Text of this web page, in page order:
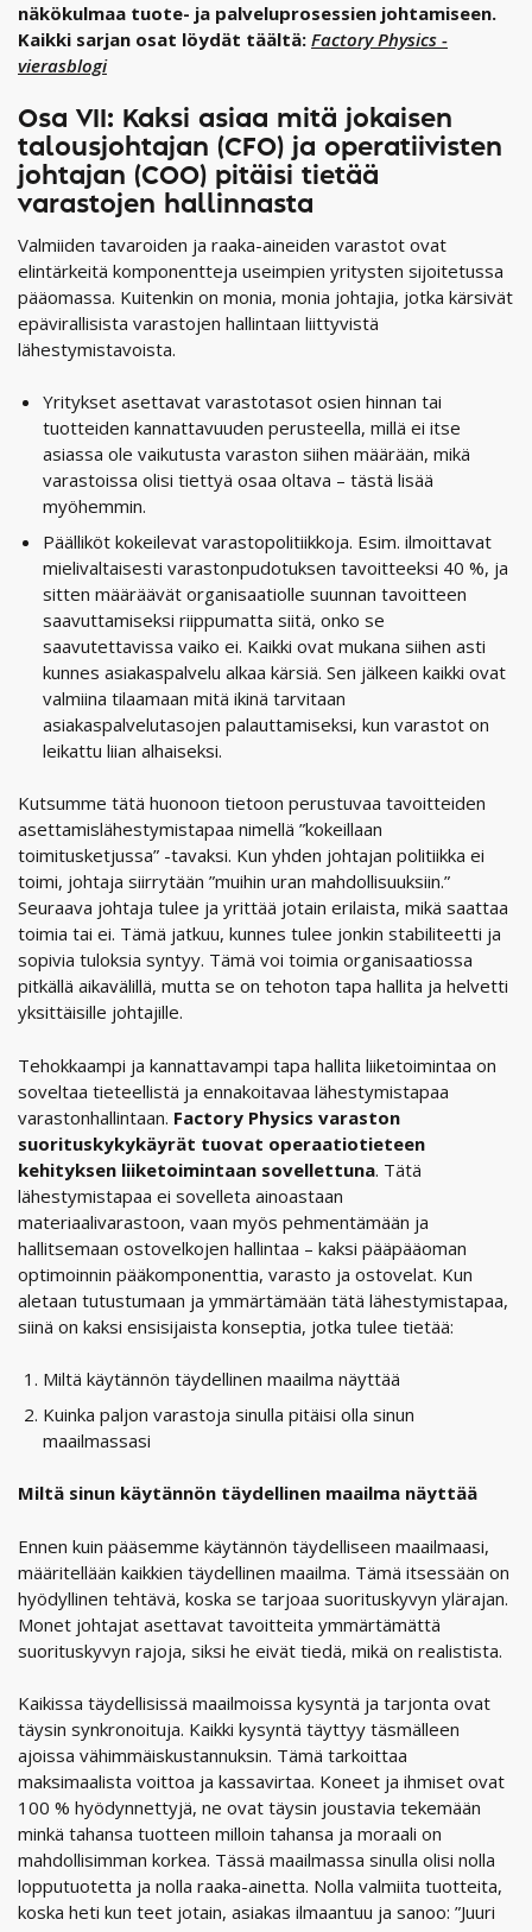
näkökulmaa tuote- ja palveluprosessien johtamiseen.
Kaikki sarjan osat löydät täältä: Factory Physics -
vierasblogi
Osa VII: Kaksi asiaa mitä jokaisen
talousjohtajan (CFO) ja operatiivisten
johtajan (COO) pitäisi tietää
varastojen hallinnasta
Valmiiden tavaroiden ja raaka-aineiden varastot ovat
elintärkeitä komponentteja useimpien yritysten sijoitetussa
pääomassa. Kuitenkin on monia, monia johtajia, jotka kärsivät
epävirallisista varastojen hallintaan liittyvistä
lähestymistavoista.
Yritykset asettavat varastotasot osien hinnan tai
tuotteiden kannattavuuden perusteella, millä ei itse
asiassa ole vaikutusta varaston siihen määrään, mikä
varastoissa olisi tiettyä osaa oltava – tästä lisää
myöhemmin.
Päälliköt kokeilevat varastopolitiikkoja. Esim. ilmoittavat
mielivaltaisesti varastonpudotuksen tavoitteeksi 40 %, ja
sitten määräävät organisaatiolle suunnan tavoitteen
saavuttamiseksi riippumatta siitä, onko se
saavutettavissa vaiko ei. Kaikki ovat mukana siihen asti
kunnes asiakaspalvelu alkaa kärsiä. Sen jälkeen kaikki ovat
valmiina tilaamaan mitä ikinä tarvitaan
asiakaspalvelutasojen palauttamiseksi, kun varastot on
leikattu liian alhaiseksi.
Kutsumme tätä huonoon tietoon perustuvaa tavoitteiden
asettamislähestymistapaa nimellä ”kokeillaan
toimitusketjussa” -tavaksi. Kun yhden johtajan politiikka ei
toimi, johtaja siirrytään ”muihin uran mahdollisuuksiin.”
Seuraava johtaja tulee ja yrittää jotain erilaista, mikä saattaa
toimia tai ei. Tämä jatkuu, kunnes tulee jonkin stabiliteetti ja
sopivia tuloksia syntyy. Tämä voi toimia organisaatiossa
pitkällä aikavälillä, mutta se on tehoton tapa hallita ja helvetti
yksittäisille johtajille.
Tehokkaampi ja kannattavampi tapa hallita liiketoimintaa on
soveltaa tieteellistä ja ennakoitavaa lähestymistapaa
varastonhallintaan. Factory Physics varaston
suorituskykykäyrät tuovat operaatiotieteen
kehityksen liiketoimintaan sovellettuna. Tätä
lähestymistapaa ei sovelleta ainoastaan
materiaalivarastoon, vaan myös pehmentämään ja
hallitsemaan ostovelkojen hallintaa – kaksi pääpääoman
optimoinnin pääkomponenttia, varasto ja ostovelat. Kun
aletaan tutustumaan ja ymmärtämään tätä lähestymistapaa,
siinä on kaksi ensisijaista konseptia, jotka tulee tietää:
Miltä käytännön täydellinen maailma näyttää
Kuinka paljon varastoja sinulla pitäisi olla sinun
maailmassasi
Miltä sinun käytännön täydellinen maailma näyttää
Ennen kuin pääsemme käytännön täydelliseen maailmaasi,
määritellään kaikkien täydellinen maailma. Tämä itsessään on
hyödyllinen tehtävä, koska se tarjoaa suorituskyvyn ylärajan.
Monet johtajat asettavat tavoitteita ymmärtämättä
suorituskyvyn rajoja, siksi he eivät tiedä, mikä on realistista.
Kaikissa täydellisissä maailmoissa kysyntä ja tarjonta ovat
täysin synkronoituja. Kaikki kysyntä täyttyy täsmälleen
ajoissa vähimmäiskustannuksin. Tämä tarkoittaa
maksimaalista voittoa ja kassavirtaa. Koneet ja ihmiset ovat
100 % hyödynnettyjä, ne ovat täysin joustavia tekemään
minkä tahansa tuotteen milloin tahansa ja moraali on
mahdollisimman korkea. Tässä maailmassa sinulla olisi nolla
lopputuotetta ja nolla raaka-ainetta. Nolla valmiita tuotteita,
koska heti kun teet jotain, asiakas ilmaantuu ja sanoo: ”Juuri